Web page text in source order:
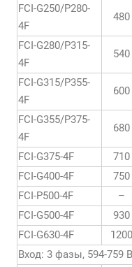
FCI-G250/P280-
4F
480
FCI-G280/P315-
4F
540
FCI-G315/P355-
4F
600
FCI-G355/P375-
4F
680
FCI-G375-4F 710
FCI-G400-4F
750
FCI-P500-4F
–
FCI-G500-4F
930
FCI-G630-4F
1200
Вход: 3 фазы, 594-759